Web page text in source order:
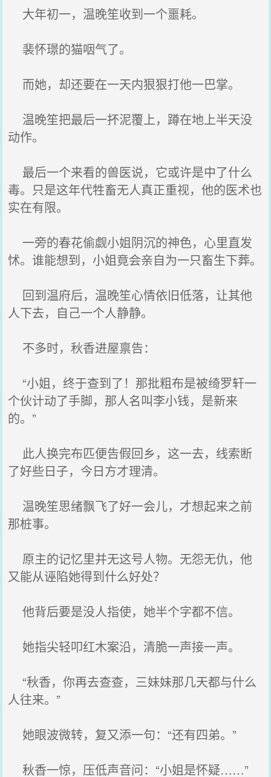
大年初一，温晚笙收到一个噩耗。
裴怀璟的猫咽气了。
而她，却还要在一天内狠狠打他一巴掌。
温晚笙把最后一抔泥覆上，蹲在地上半天没
动作。
最后一个来看的兽医说，它或许是中了什么
毒。只是这年代牲畜无人真正重视，他的医术也
实在有限。
一旁的春花偷觑小姐阴沉的神色，心里直发
怵。谁能想到，小姐竟会亲自为一只畜生下葬。
回到温府后，温晚笙心情依旧低落，让其他
人下去，自己一个人静静。
不多时，秋香进屋禀告：
“小姐，终于查到了！那批粗布是被绮罗轩一
个伙计动了手脚，那人名叫李小钱，是新来
的。”
此人换完布匹便告假回乡，这一去，线索断
了好些日子，今日方才理清。
温晚笙思绪飘飞了好一会儿，才想起来之前
那桩事。
原主的记忆里并无这号人物。无怨无仇，他
又能从诬陷她得到什么好处？
他背后要是没人指使，她半个字都不信。
她指尖轻叩红木案沿，清脆一声接一声。
“秋香，你再去查查，三妹妹那几天都与什么
人往来。”
她眼波微转，复又添一句：“还有四弟。”
秋香一惊，压低声音问：“小姐是怀疑……”